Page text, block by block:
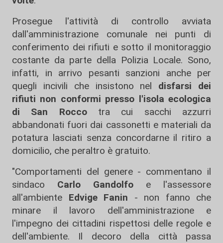
Prosegue l'attività di controllo avviata
dall'amministrazione comunale nei punti di
conferimento dei rifiuti e sotto il monitoraggio
costante da parte della Polizia Locale. Sono,
infatti, in arrivo pesanti sanzioni anche per
quegli incivili che insistono nel disfarsi dei
rifiuti non conformi presso l'isola ecologica
di San Roccotra cui sacchi azzurri
abbandonati fuori dai cassonetti e materiali da
potatura lasciati senza concordarne il ritiro a
domicilio, che peraltro è gratuito.
"Comportamenti del genere - commentano il
sindaco Carlo Gandolfo e l'assessore
all'ambiente Edvige Fanin - non fanno che
minare il lavoro dell'amministrazione e
l'impegno dei cittadini rispettosi delle regole e
dell'ambiente. Il decoro della città passa